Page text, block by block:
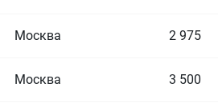
Москва 2 975
Москва 3 500